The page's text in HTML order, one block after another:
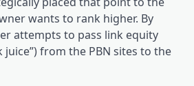
wants to rank higher. By
attempts to pass link equity
juice”) from the PBN sites to the